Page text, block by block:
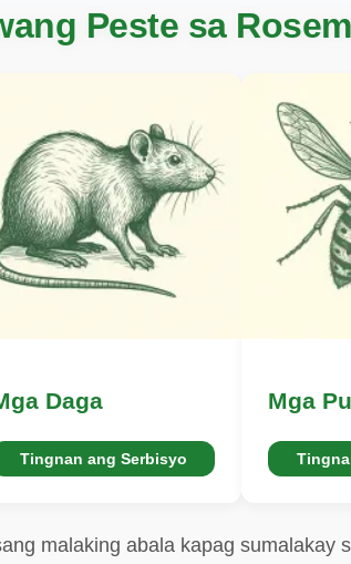
Peste sa
Daga
Tingnan ang Serbisyo
Mga
malaking abala kapag sumalakay